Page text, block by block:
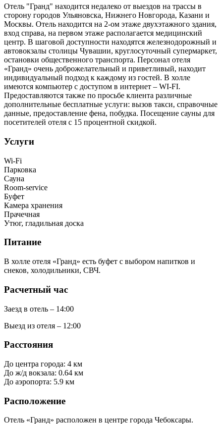
Отель "Гранд" находится недалеко от выездов на трассы в
сторону городов Ульяновска, Нижнего Новгорода, Казани и
Москвы. Отель находится на 2-ом этаже двухэтажного здания,
вход справа, на первом этаже располагается медицинский
центр. В шаговой доступности находятся железнодорожный и
автовокзалы столицы Чувашии, круглосуточный супермаркет,
остановки общественного транспорта. Персонал отеля
«Гранд» очень доброжелательный и приветливый, находит
индивидуальный подход к каждому из гостей. В холле
имеются компьютер с доступом в интернет – WI-FI.
Предоставляются также по просьбе клиента различные
дополнительные бесплатные услуги: вызов такси, справочные
данные, предоставление фена, побудка. Посещение сауны для
посетителей отеля с 15 процентной скидкой.
Услуги
Wi-Fi
Парковка
Сауна
Room-service
Буфет
Камера хранения
Прачечная
Утюг, гладильная доска
Питание
В холле отеля «Гранд» есть буфет с выбором напитков и
снеков, холодильники, СВЧ.
Расчетный час
Заезд в отель – 14:00
Выезд из отеля – 12:00
Расстояния
До центра города: 4 км
До ж/д вокзала: 0.64 км
До аэропорта: 5.9 км
Расположение
Отель «Гранд» расположен в центре города Чебоксары.